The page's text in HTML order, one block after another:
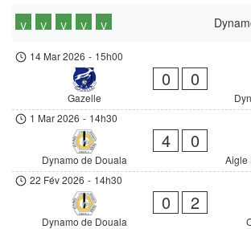
V V V V V
14 Mar 2026 - 15h00
Gazelle
0 0
1 Mar 2026 - 14h30
Dynamo de Douala
4 0
Aigle
22 Fév 2026 - 14h30
Dynamo de Douala
0 2